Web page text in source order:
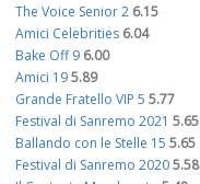
The Voice Senior 2 6.15
Amici Celebrities 6.04
Bake Off 9 6.00
Amici 195.89
Grande Fratello VIP 5 5.77
Festival di Sanremo 2021 5.65
Ballando con le Stelle 15 5.65
Festival di Sanremo 20205.58